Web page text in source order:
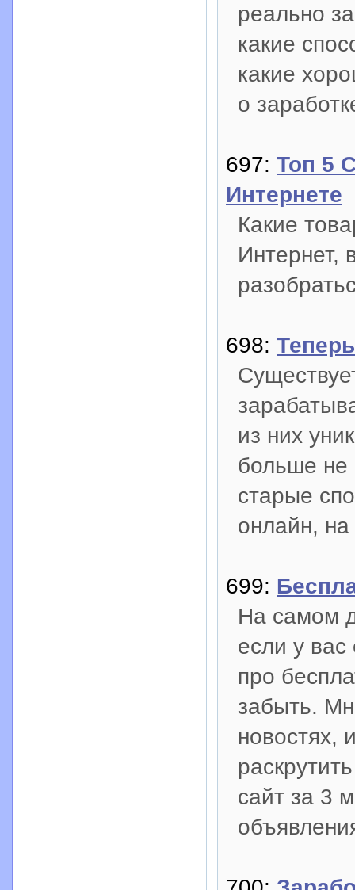
реально
какие
какие
о
697: Топ 5
Интернете
Какие
Интернет,
698:
из них
больше не
старые
онлайн,
699:
На самом
если у
про
забыть.
новостях,
сайт за 3